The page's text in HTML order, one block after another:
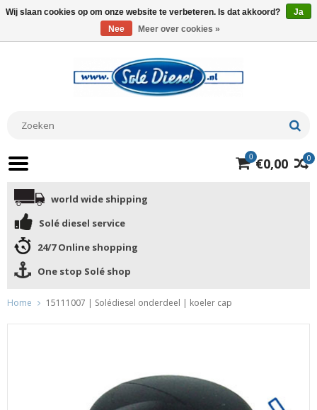
0
0 €0,00
world wide shipping
Solé diesel service
24/7 Online shopping
One stop Solé shop
Home 15111007 | Solédiesel onderdeel | koeler cap
Wij slaan cookies op om onze website te verbeteren. Is dat akkoord?
Ja
Nee
Meer over cookies »